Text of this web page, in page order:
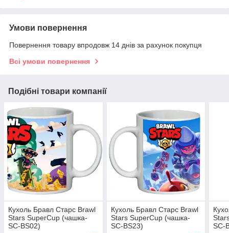
Умови повернення
Повернення товару впродовж 14 днів за рахунок покупця
Всі умови повернення
Подібні товари компанії
Кухоль Бравл Старс Brawl
Stars SuperCup (чашка-
SC-BS02)
Кухоль Бравл Старс Brawl
Stars SuperCup (чашка-
SC-BS23)
SC-